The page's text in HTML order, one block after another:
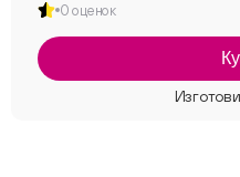
0 оценок